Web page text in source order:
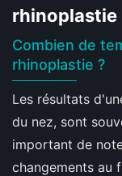
rhinoplastie
Combien de
rhinoplastie ?
Les résultats
du nez, sont
important de
changements au